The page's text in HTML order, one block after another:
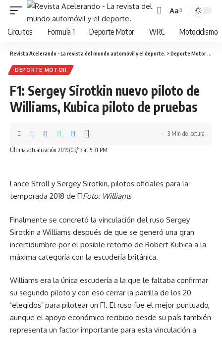
Cambiar
tamaño
fuente
Aa
Circuitos Formula 1 Deporte Motor WRC Motociclismo
Revista Acelerando - La revista del mundo automóvil y el deporte. >Deporte Motor
DEPORTE MOTOR
F1: Sergey Sirotkin nuevo piloto de
Williams, Kubica piloto de pruebas
Última actualización 2019/03/13 at 5:31 PM
3 Min de lectura
Lance Stroll y Sergey Sirotkin, pilotos oficiales para la
temporada 2018 de F1Foto: Williams
Finalmente se concretó la vinculación del ruso Sergey
Sirotkin a Williams después de que se generó una gran
incertidumbre por el posible retorno de Robert Kubica a la
máxima categoría con la escudería británica.
Williams era la única escudería a la que le faltaba confirmar
su segundo piloto y con eso cerrar la parrilla de los 20
‘elegidos’ para pilotear un F1. El ruso fue el mejor puntuado,
aunque el apoyo económico recibido desde su país también
representa un factor importante para esta vinculación a